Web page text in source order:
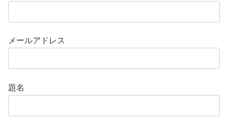
メールアドレス
題名